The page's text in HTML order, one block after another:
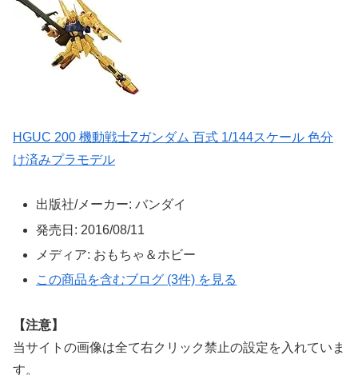
HGUC 200 機動戦士Zガンダム 百式 1/144スケール 色分
け済みプラモデル
出版社/メーカー: バンダイ
発売日: 2016/08/11
メディア: おもちゃ＆ホビー
この商品を含むブログ (3件) を見る
【注意】
当サイトの画像は全て右クリック禁止の設定を入れていま
す。